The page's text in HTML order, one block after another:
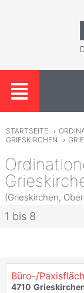
STARTSEITE ›
GRIESKIRCHEN
›
(Grieskirchen,
1 bis 8
Büro-/
4710